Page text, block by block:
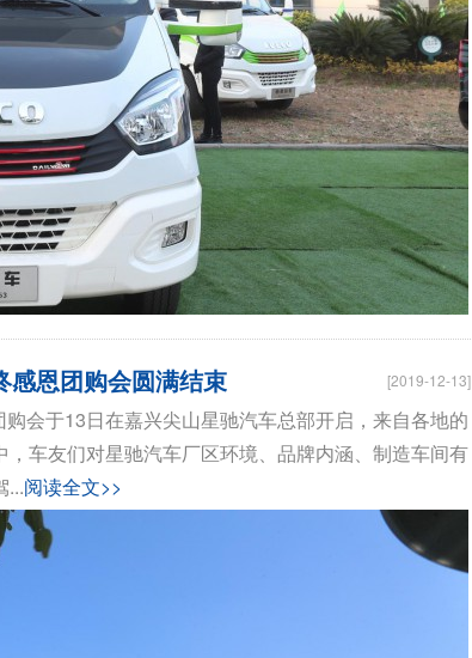
感恩团购会圆满结束 [2019-12-13]
会于13日在嘉兴尖山星驰汽车总部开启，来自各地的
车友们对星驰汽车厂区环境、品牌内涵、制造车间有
...阅读全文>>